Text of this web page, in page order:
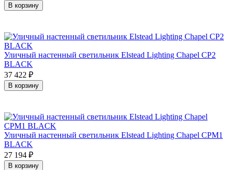
В корзину
Уличный настенный светильник Elstead Lighting Chapel CP2
BLACK
37 422 ₽
В корзину
Уличный настенный светильник Elstead Lighting Chapel CPM1
BLACK
27 194 ₽
В корзину